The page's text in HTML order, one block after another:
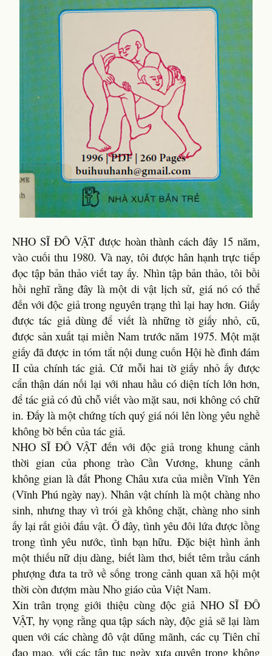
NHO SĨ ĐÔ VẬT được hoàn thành cách đây 15 năm,
vào cuối thu 1980. Và nay, tôi được hân hạnh trực tiếp
đọc tập bản thảo viết tay ấy. Nhìn tập bản thảo, tôi bồi
hồi nghĩ rằng đây là một di vật lịch sử, giá nó có thể
đến với độc giả trong nguyên trạng thì lại hay hơn. Giấy
được tác giả dùng để viết là những tờ giấy nhỏ, cũ,
được sản xuất tại miền Nam trước năm 1975. Một mặt
giấy đã được in tóm tắt nội dung cuốn Hội hè đình đám
II của chính tác giả. Cứ mỗi hai tờ giấy nhỏ ấy được
cẩn thận dán nối lại với nhau hầu có diện tích lớn hơn,
để tác giả có đủ chỗ viết vào mặt sau, nơi không có chữ
in. Đấy là một chứng tích quý giá nói lên lòng yêu nghề
không bờ bến của tác giả.
NHO SĨ ĐÔ VẬT đến với độc giả trong khung cảnh
thời gian của phong trào Cần Vương, khung cảnh
không gian là đất Phong Châu xưa của miền Vĩnh Yên
(Vĩnh Phú ngày nay). Nhân vật chính là một chàng nho
sinh, nhưng thay vì trói gà không chặt, chàng nho sinh
ấy lại rất giỏi đấu vật. Ở đây, tình yêu đôi lứa được lồng
trong tình yêu nước, tình bạn hữu. Đặc biệt hình ảnh
một thiếu nữ dịu dàng, biết làm thơ, biết têm trầu cánh
phượng đưa ta trở về sống trong cảnh quan xã hội một
thời còn đượm màu Nho giáo của Việt Nam.
Xin trân trọng giới thiệu cùng độc giả NHO SĨ ĐÔ
VẬT, hy vọng rằng qua tập sách này, độc giả sẽ lại làm
quen với các chàng đô vật dũng mãnh, các cụ Tiên chỉ
đạo mạo, với các tập tục ngày xưa quyện trong không